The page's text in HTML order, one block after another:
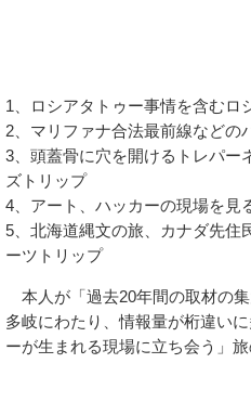
1、ロシアタトゥー事情を含むロ
2、マリファナ合法最前線などの
3、頭蓋骨に穴を開けるトレパー
ズトリップ
4、アート、ハッカーの現場を見
5、北海道縄文の旅、カナダ先住
ーツトリップ
本人が「過去20年間の取材の
多岐にわたり、情報量が桁違い
ーが生まれる現場に立ち会う」旅